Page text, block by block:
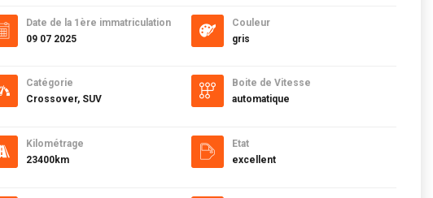
Date de la 1ère immatriculation
09 07 2025
Catégorie
Crossover, SUV
Kilométrage
23400km
Couleur
gris
Boite de Vitesse
automatique
Etat
excellent